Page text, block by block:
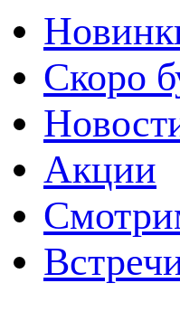
Скоро
Акции